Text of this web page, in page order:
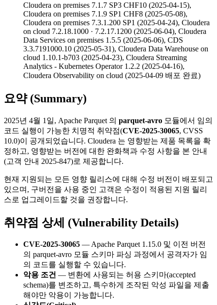
Cloudera on premises 7.1.7 SP3 CHF10 (2025-04-15),
Cloudera on premises 7.1.9 SP1 CHF8 (2025-05-08),
Cloudera on premises 7.3.1.200 SP1 (2025-04-24), Cloudera
on cloud 7.2.18.1000 · 7.2.17.1200 (2025-06-04), Cloudera
Data Services on premises 1.5.5 (2025-06-06), CDS
3.3.7191000.10 (2025-05-31), Cloudera Data Warehouse on
cloud 1.10.1-b703 (2025-04-23), Cloudera Streaming
Analytics - Kubernetes Operator 1.2.2 (2025-04-16),
Cloudera Observability on cloud (2025-04-09 배포 완료)
요약 (Summary)
2025년 4월 1일, Apache Parquet 의 parquet-avro 모듈에서 임의
코드 실행이 가능한 치명적 취약점(CVE-2025-30065, CVSS
10.0)이 공개되었습니다. Cloudera 는 영향받는 제품 목록을 확
정하고, 영향받는 버전에 대한 완화책과 수정 사항을 본 안내
(고객 안내 2025-847)로 제공합니다.
현재 지원되는 모든 영향 릴리스에 대해 수정 버전이 배포되고
있으며, 구버전을 사용 중인 고객은 수정이 적용된 지원 릴리
스로 업그레이드할 것을 권장합니다.
취약점 상세 (Vulnerability Details)
CVE-2025-30065 — Apache Parquet 1.15.0 및 이전 버전
의 parquet-avro 모듈 스키마 파싱 과정에서 공격자가 임
의 코드를 실행할 수 있습니다.
악용 조건 — 변환에 사용되는 허용 스키마(accepted
schema)를 변조하고, 특수하게 조작된 악성 파일을 제출
해야만 악용이 가능합니다.